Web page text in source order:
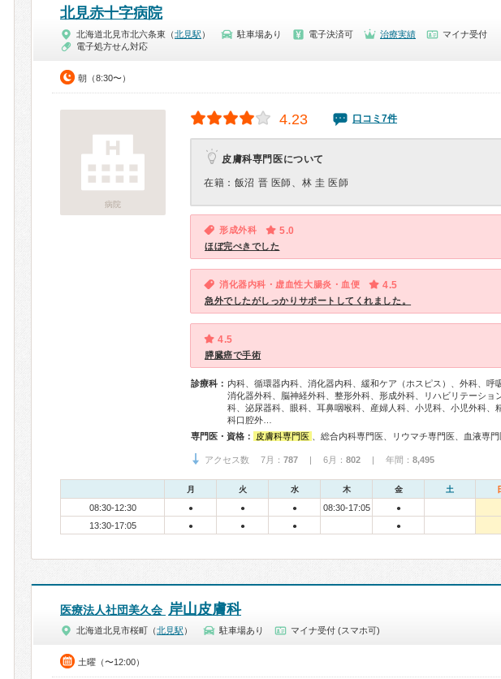
北見赤十字病院
北海道北見市北六条東（北見駅 ） 駐車場あり 電子決済可 治療実績
マイナ受付
電子処方せん対応
朝（8:30〜）
病院
4.23 口コミ7件
皮膚科専門医について
在籍：飯沼 晋 医師、林 圭 医師
形成外科 5.0
ほぼ完ぺきでした
消化器内科・虚血性大腸炎・血便 4.5
急外でしたがしっかりサポートしてくれました。
4.5
膵臓癌で手術
診療科： 内科、循環器内科、消化器内科、緩和ケア（ホスピス）、外科、呼
消化器外科、脳神経外科、整形外科、形成外科、リハビリテーショ
科、泌尿器科、眼科、耳鼻咽喉科、産婦人科、小児科、小児外科、
科口腔外…
専門医・資格：
皮膚科専門医 、総合内科専門医、リウマチ専門医、血液専門医、外科専門医、呼吸器外科専門医、循環器専門医、消化器病専門医、消化器外科専門医、肝臓専門医、消化器内視鏡専門医、泌尿器科専門医、腎臓専門医、脳血管内治療専門医、脳神経外科専門医、整形外科専門医、形成外科専門医、眼科専門医、耳鼻咽喉科専門医、産婦人科専門医、産科婦人科腹腔鏡技術認定医、小児科専門医、認知症専門医、精
アクセス数 7月： 787 | 6月： 802 | 年間： 8,495
月 火 水 木 金 土
08:30-12:30 ● ● ● 08:30-17:05 ●
13:30-17:05 ● ● ● ●
医療法人社団美久会 岸山皮膚科
北海道北見市桜町（北見駅 ） 駐車場あり マイナ受付 (スマホ可)
土曜（〜12:00）